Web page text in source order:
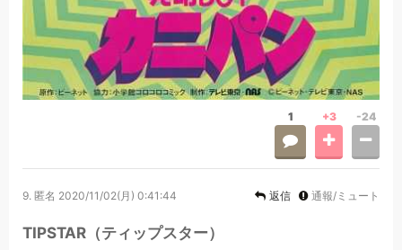
1 +3 -24
9. 匿名 2020/11/02(月) 0:41:44 返信 通報/ミュート
TIPSTAR（ティップスター）